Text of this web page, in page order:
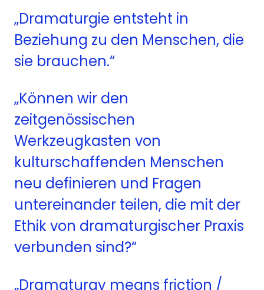
„Dramaturgie entsteht in
Beziehung zu den Menschen, die
sie brauchen.“
„Können wir den
zeitgenössischen
Werkzeugkasten von
kulturschaffenden Menschen
neu definieren und Fragen
untereinander teilen, die mit der
Ethik von dramaturgischer Praxis
verbunden sind?“
„Dramaturgy means friction /